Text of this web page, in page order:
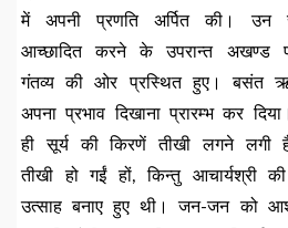
में अपनी प्रणति अर्पित की।
आच्छादित करने के उपरान्त अखण्ड
गंतव्य की ओर प्रस्थित हुए। बसंत
अपना प्रभाव दिखाना प्रारम्भ कर
ही सूर्य की किरणें तीखी लगने लगी
तीखी हो गईं हों, किन्तु आचार्यश्री
उत्साह बनाए हुए थी। जन-जन को